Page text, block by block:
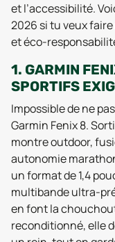
et l’accessibilité.
2026 si tu veux
et éco-
1. GARMIN
SPORTIFS
Impossible de ne
Garmin Fenix 8.
montre outdoor,
autonomie
un format de 1,4
multibande ultra-
en font la
reconditionné, elle